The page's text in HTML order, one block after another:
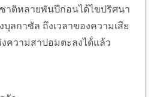
าติหลายพันปีก่อนได้ไขปริศนา
ลกาซัล ถึงเวลาของความเสีย
ความสาปอมตะลงได้่แล้ว